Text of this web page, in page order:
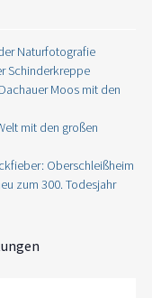
Naturfotografie
Schinderkreppe
Moos mit den
mit den großen
Oberschleißheim
zum 300. Todesjahr